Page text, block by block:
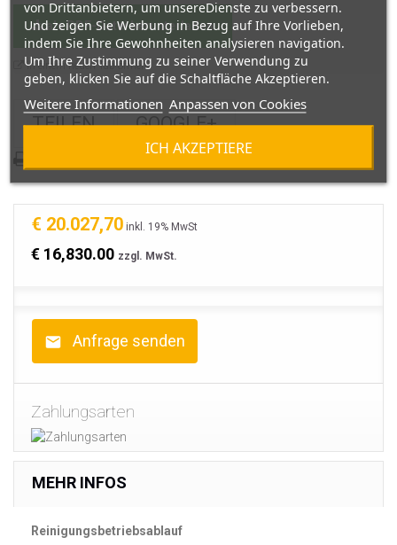
als PDF-Datei herunterladen
in einem neuen Tab öffnen
TEILEN GOOGLE+
€ 20.027,70 inkl. 19% MwSt
€ 16,830.00 zzgl. MwSt.
Anfrage senden
Zahlungsarten
MEHR INFOS
Reinigungsbetriebsablauf
von Drittanbietern, um unsereDienste zu verbessern.
Und zeigen Sie Werbung in Bezug auf Ihre Vorlieben,
indem Sie Ihre Gewohnheiten analysieren navigation.
Um Ihre Zustimmung zu seiner Verwendung zu
geben, klicken Sie auf die Schaltfläche Akzeptieren.
Weitere Informationen Anpassen von Cookies
ICH AKZEPTIERE